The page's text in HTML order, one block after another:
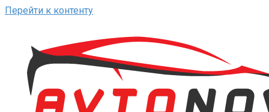
Перейти к контенту